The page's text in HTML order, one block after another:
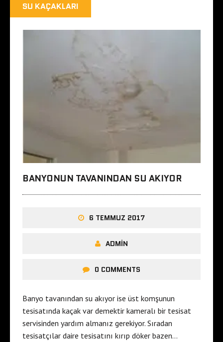
SU KAÇAKLARI
BANYONUN TAVANINDAN SU AKIYOR
6 TEMMUZ 2017
ADMIN
0 COMMENTS
Banyo tavanından su akıyor ise üst komşunun
tesisatında kaçak var demektir kameralı bir tesisat
servisinden yardım almanız gerekiyor. Sıradan
tesisatçılar daire tesisatını kırıp döker bazen…